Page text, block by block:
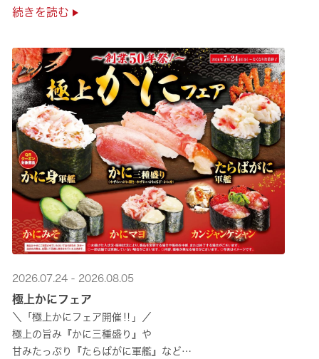
さらに、鹿児島で育った高級魚【鹿児島県産活〆かんぱち】など
続きを読む
2026.07.24 - 2026.08.05
極上かにフェア
＼「極上かにフェア開催‼」／
極上の旨み『かに三種盛り』や
甘みたっぷり『たらばがに軍艦』など